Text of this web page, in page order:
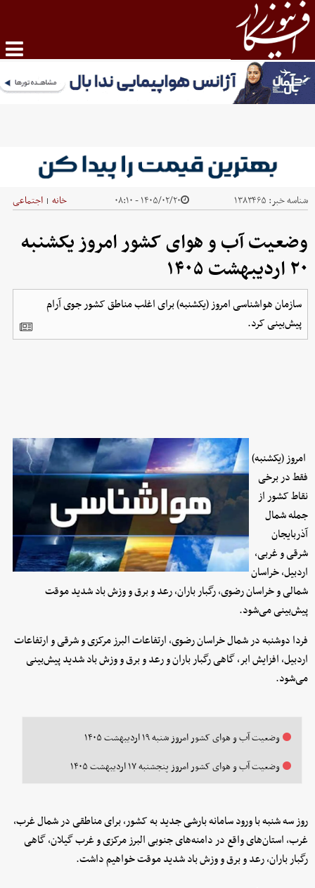
شناسه خبر: ۱۳۸۳۴۶۵ ۱۴۰۵/۰۲/۲۰ - ۰۸:۱۰ خانه | اجتماعی
وضعیت آب و هوای کشور امروز یکشنبه
۲۰ اردیبهشت ۱۴۰۵
سازمان هواشناسی امروز (یکشنبه) برای اغلب مناطق کشور جوی آرام
پیش‌بینی کرد.
امروز (یکشنبه)
فقط در برخی
نقاط کشور از
جمله شمال
آذربایجان
شرقی و غربی،
اردبیل، خراسان
شمالی و خراسان رضوی، رگبار باران، رعد و برق و وزش باد شدید موقت
پیش‌بینی می‌شود.
فردا دوشنبه در شمال خراسان رضوی، ارتفاعات البرز مرکزی و شرقی و ارتفاعات
اردبیل، افزایش ابر، گاهی رگبار باران و رعد و برق و وزش باد شدید پیش‌بینی
می‌شود.
وضعیت آب و هوای کشور امروز شنبه ۱۹ اردیبهشت ۱۴۰۵
وضعیت آب و هوای کشور امروز پنجشنبه ۱۷ اردیبهشت ۱۴۰۵
روز سه شنبه با ورود سامانه بارشی جدید به کشور، برای مناطقی در شمال غرب،
غرب، استان‌های واقع در دامنه‌های جنوبی البرز مرکزی و غرب گیلان، گاهی
رگبار باران، رعد و برق و وزش باد شدید موقت خواهیم داشت.